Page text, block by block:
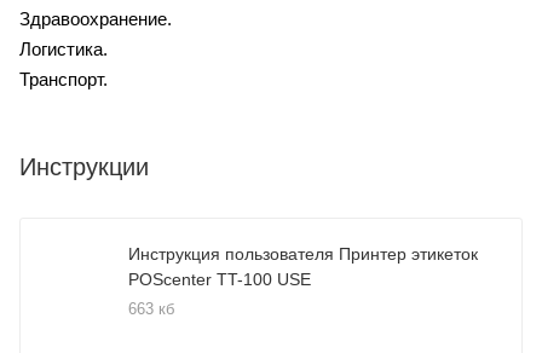
Здравоохранение.
Логистика.
Транспорт.
Инструкции
Инструкция пользователя Принтер этикеток
POScenter TT-100 USE
663 кб